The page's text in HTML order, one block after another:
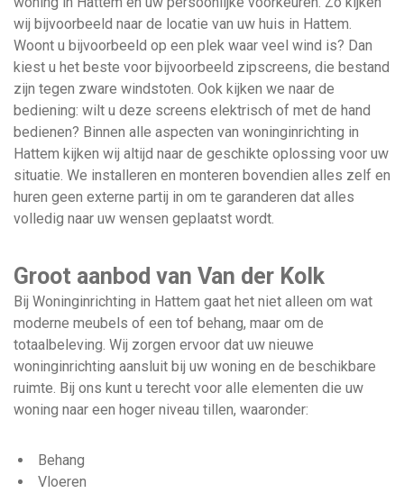
wij bijvoorbeeld naar de locatie van uw huis in Hattem.
Woont u bijvoorbeeld op een plek waar veel wind is? Dan
kiest u het beste voor bijvoorbeeld zipscreens, die bestand
zijn tegen zware windstoten. Ook kijken we naar de
bediening: wilt u deze screens elektrisch of met de hand
bedienen? Binnen alle aspecten van woninginrichting in
Hattem kijken wij altijd naar de geschikte oplossing voor uw
situatie. We installeren en monteren bovendien alles zelf en
huren geen externe partij in om te garanderen dat alles
volledig naar uw wensen geplaatst wordt.
Groot aanbod van Van der Kolk
Bij Woninginrichting in Hattem gaat het niet alleen om wat
moderne meubels of een tof behang, maar om de
totaalbeleving. Wij zorgen ervoor dat uw nieuwe
woninginrichting aansluit bij uw woning en de beschikbare
ruimte. Bij ons kunt u terecht voor alle elementen die uw
woning naar een hoger niveau tillen, waaronder:
Behang
Vloeren